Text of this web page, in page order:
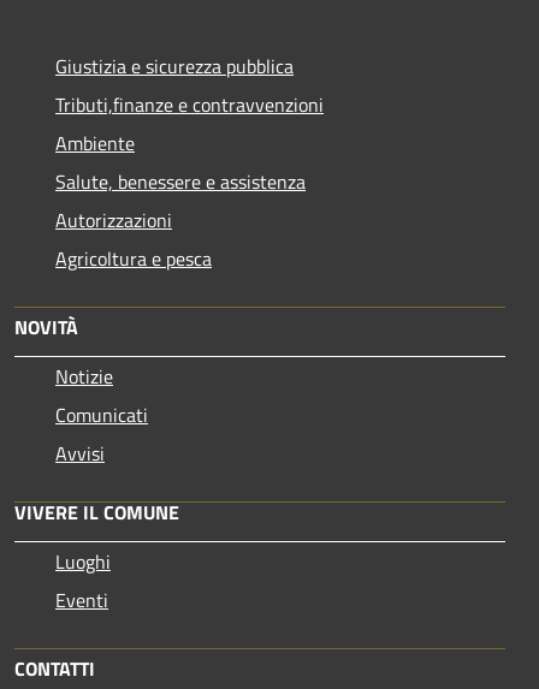
Giustizia e sicurezza pubblica
Tributi,finanze e contravvenzioni
Ambiente
Salute, benessere e assistenza
Autorizzazioni
Agricoltura e pesca
NOVITÀ
Notizie
Comunicati
Avvisi
VIVERE IL COMUNE
Luoghi
Eventi
CONTATTI